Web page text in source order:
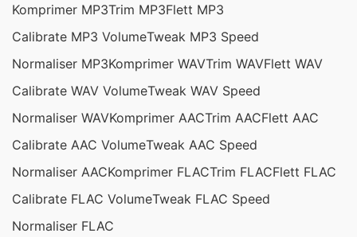
Komprimer MP3Trim MP3Flett MP3
Calibrate MP3 VolumeTweak MP3 Speed
Normaliser MP3Komprimer WAVTrim WAVFlett WAV
Calibrate WAV VolumeTweak WAV Speed
Normaliser WAVKomprimer AACTrim AACFlett AAC
Calibrate AAC VolumeTweak AAC Speed
Normaliser AACKomprimer FLACTrim FLACFlett FLAC
Calibrate FLAC VolumeTweak FLAC Speed
Normaliser FLAC